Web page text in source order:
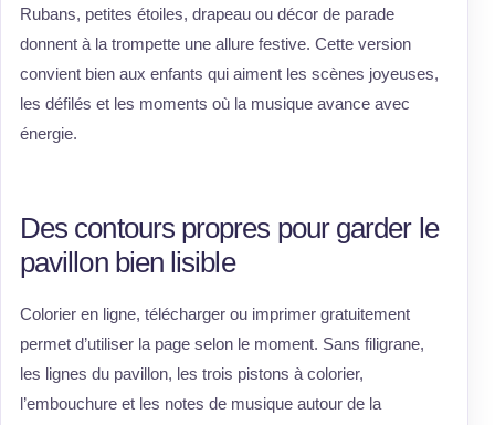
Rubans, petites étoiles, drapeau ou décor de parade
donnent à la trompette une allure festive. Cette version
convient bien aux enfants qui aiment les scènes joyeuses,
les défilés et les moments où la musique avance avec
énergie.
Des contours propres pour garder le
pavillon bien lisible
Colorier en ligne, télécharger ou imprimer gratuitement
permet d’utiliser la page selon le moment. Sans filigrane,
les lignes du pavillon, les trois pistons à colorier,
l’embouchure et les notes de musique autour de la